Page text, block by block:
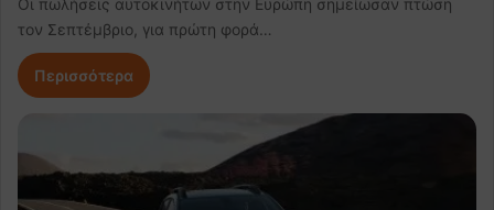
τον Σεπτέμβριο, για πρώτη φορά…
Περισσότερα